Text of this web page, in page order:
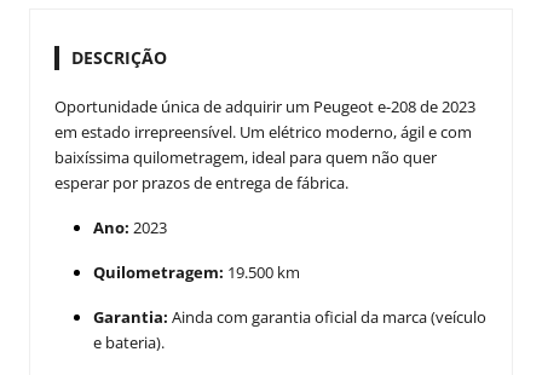
DESCRIÇÃO
Oportunidade única de adquirir um Peugeot e-208 de 2023
em estado irrepreensível. Um elétrico moderno, ágil e com
baixíssima quilometragem, ideal para quem não quer
esperar por prazos de entrega de fábrica.
Ano: 2023
Quilometragem: 19.500 km
Garantia: Ainda com garantia oficial da marca (veículo
e bateria).